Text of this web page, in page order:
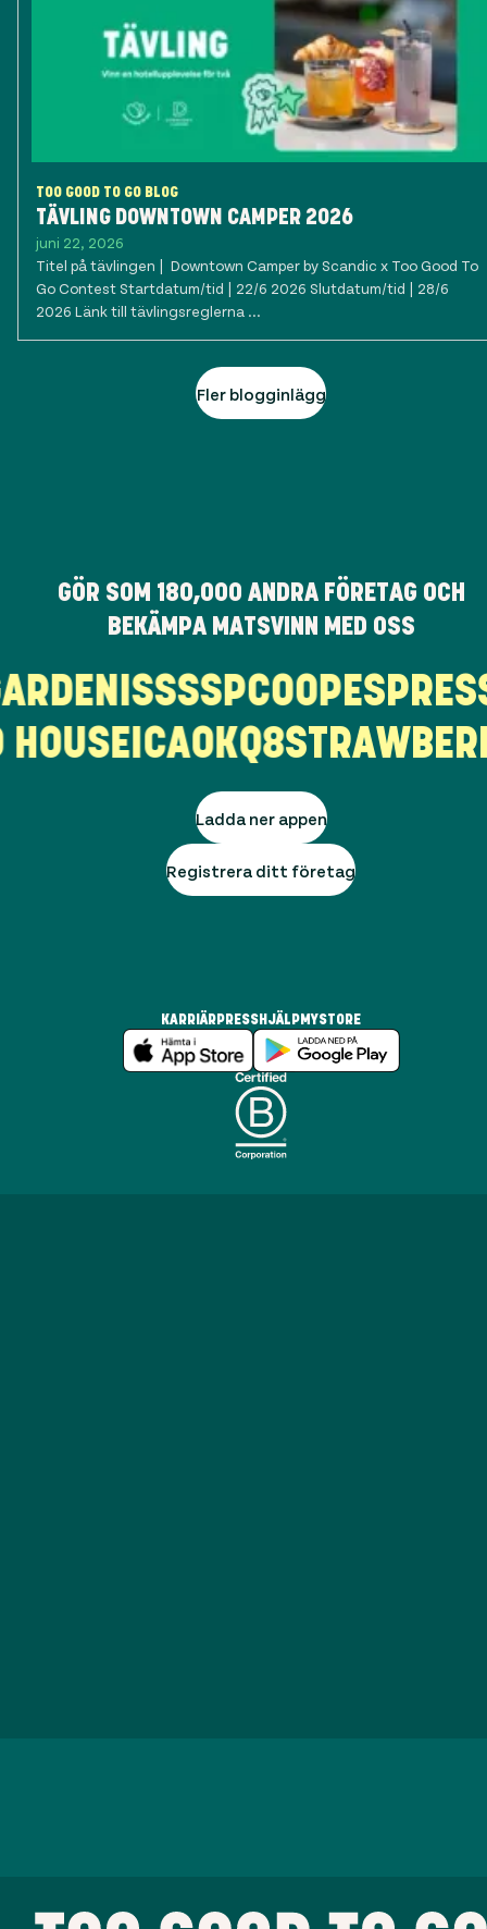
TOO GOOD TO GO BLOG
TÄVLING DOWNTOWN CAMPER 2026
juni 22, 2026
Titel på tävlingen | Downtown Camper by Scandic x Too Good To
Go Contest Startdatum/tid | 22/6 2026 Slutdatum/tid | 28/6
2026 Länk till tävlingsreglerna ...
Fler blogginlägg
GÖR SOM 180,000 ANDRA FÖRETAG OCH
BEKÄMPA MATSVINN MED OSS
ISSSSPCOOP
ICAOKQ8STRAWBERRY
Ladda ner appen
Registrera ditt företag
KARRIÄR PRESS HJÄLP MYSTORE